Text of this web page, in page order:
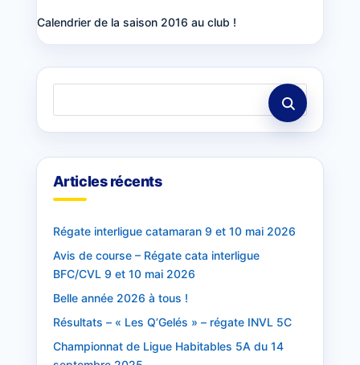
Calendrier de la saison 2016 au club !
Articles récents
Régate interligue catamaran 9 et 10 mai 2026
Avis de course – Régate cata interligue
BFC/CVL 9 et 10 mai 2026
Belle année 2026 à tous !
Résultats – « Les Q’Gelés » – régate INVL 5C
Championnat de Ligue Habitables 5A du 14